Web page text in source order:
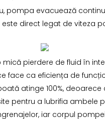
pompa evacuează
direct legat de viteza
mică pierdere de fluid în
face ca eficiența de
atinge 100%, deoarece
pentru a lubrifia ambele
iar corpul